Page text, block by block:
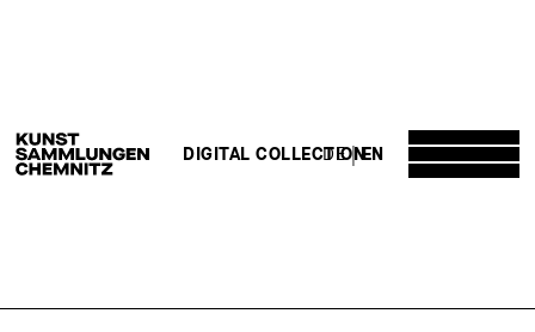
DE EN
DIGITAL COLLECTION